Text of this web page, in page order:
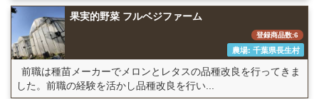
果実的野菜 フルベジファーム
登録商品数:6
農場: 千葉県長生村
前職は種苗メーカーでメロンとレタスの品種改良を行ってきま
した。前職の経験を活かし品種改良を行い...